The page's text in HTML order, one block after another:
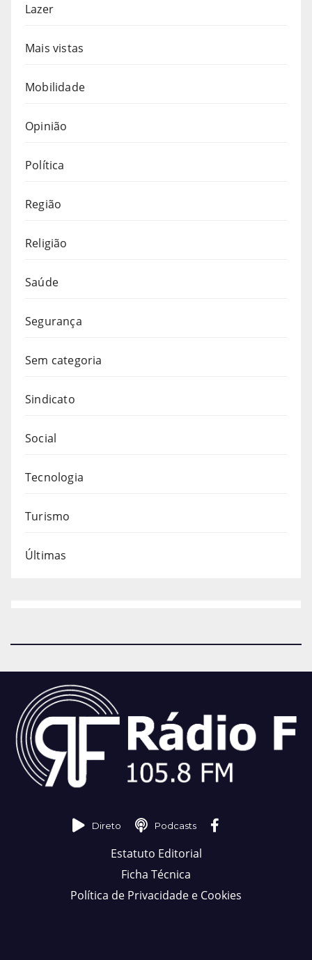
Lazer
Mais vistas
Mobilidade
Opinião
Política
Região
Religião
Saúde
Segurança
Sem categoria
Sindicato
Social
Tecnologia
Turismo
Últimas
Direto Podcasts
Estatuto Editorial
Ficha Técnica
Política de Privacidade e Cookies